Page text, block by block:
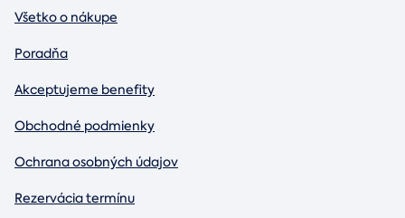
Všetko o nákupe
Poradňa
Akceptujeme benefity
Obchodné podmienky
Ochrana osobných údajov
Rezervácia termínu